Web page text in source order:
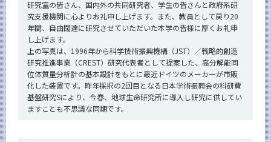
研究室の皆さん、国内外の共同研究者、学生の皆さんと政府系研
究支援機関に心よりお礼申し上げます。また、教員として戻り20
年間、自由闊達に研究させていただいた本学の皆様に厚くお礼申
し上げます。
上の写真は、1996年から科学技術振興機構（JST）／戦略的創造
研究推進事業（CREST）研究代表者として提案した、高分解能同
位体質量分析計の基本設計をもとに最近ドイツのメーカーが市販
化した装置です。昨年採択の2回目となる日本学術振興会の科研費
基盤研究Sにより、今春、地球生命研究所に導入し研究に供してい
ますことも不思議な同期です。